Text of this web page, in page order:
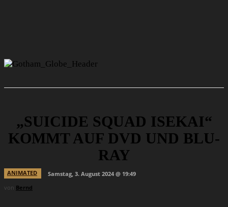
„SUICIDE SQUAD ISEKAI“
KOMMT AUF DVD UND BLU-
RAY
ANIMATED
Samstag, 3. August 2024 @ 19:49
von Bernd